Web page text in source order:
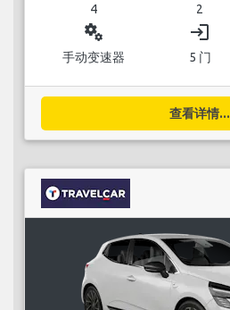
4 2
miscellaneous_services
手动变速器
login
5 门
查看详情...